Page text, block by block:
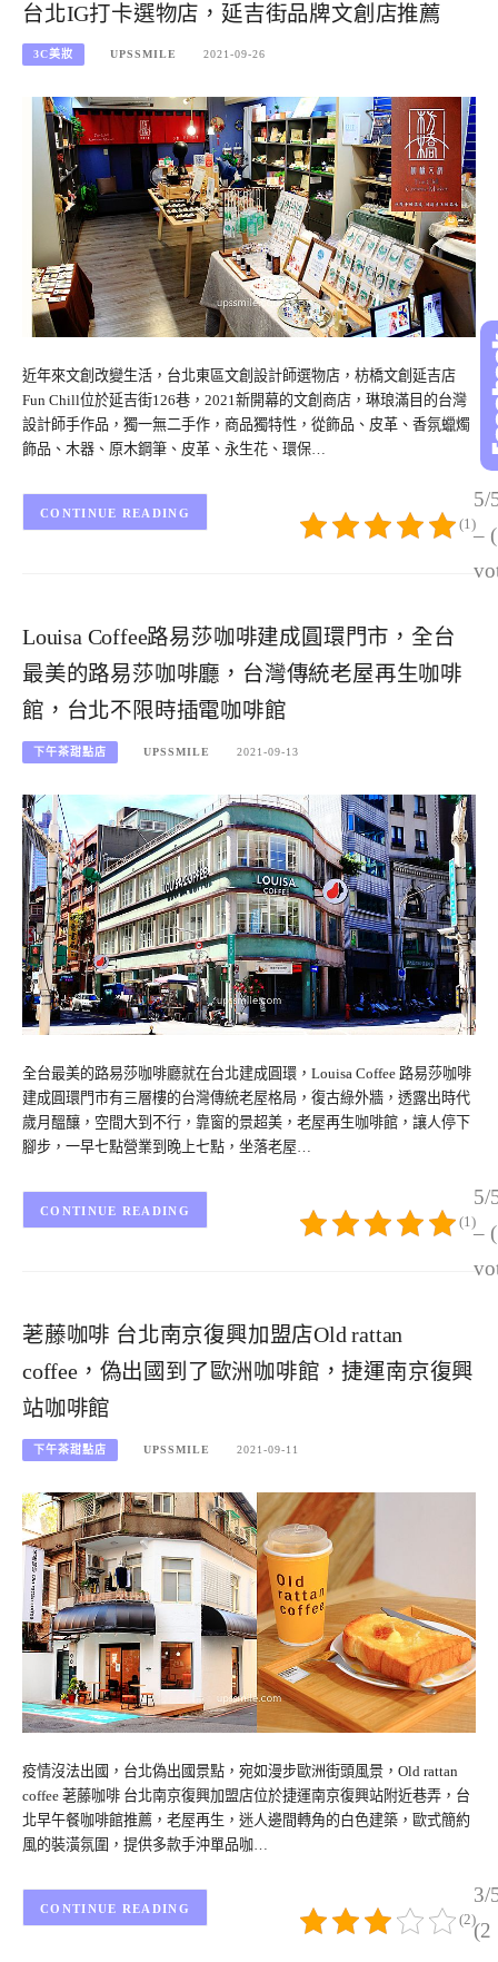
台北IG打卡選物店，延吉街品牌文創店推薦
3C美妝 UPSSMILE 2021-09-26
近年來文創改變生活，台北東區文創設計師選物店，枋橋文創延吉店
Fun Chill位於延吉街126巷，2021新開幕的文創商店，琳琅滿目的台灣
設計師手作品，獨一無二手作，商品獨特性，從飾品、皮革、香氛蠟燭
飾品、木器、原木鋼筆、皮革、永生花、環保…
5/
–
(1)
CONTINUE READING
Louisa Coffee路易莎咖啡建成圓環門市，全台
最美的路易莎咖啡廳，台灣傳統老屋再生咖啡
館，台北不限時插電咖啡館
下午茶甜點店 UPSSMILE 2021-09-13
全台最美的路易莎咖啡廳就在台北建成圓環，Louisa Coffee 路易莎咖啡
建成圓環門市有三層樓的台灣傳統老屋格局，復古綠外牆，透露出時代
歲月醞釀，空間大到不行，靠窗的景超美，老屋再生咖啡館，讓人停下
腳步，一早七點營業到晚上七點，坐落老屋…
5/
–
(1)
CONTINUE READING
荖藤咖啡 台北南京復興加盟店Old rattan
coffee，偽出國到了歐洲咖啡館，捷運南京復興
站咖啡館
下午茶甜點店 UPSSMILE 2021-09-11
疫情沒法出國，台北偽出國景點，宛如漫步歐洲街頭風景，Old rattan
coffee 荖藤咖啡 台北南京復興加盟店位於捷運南京復興站附近巷弄，台
北早午餐咖啡館推薦，老屋再生，迷人邊間轉角的白色建築，歐式簡約
風的裝潢氛圍，提供多款手沖單品咖…
3/
(2
(2)
CONTINUE READING